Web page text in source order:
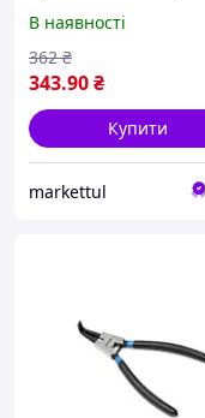
609230HS
В наявності
343.90₴
362 ₴
Купити
markettul